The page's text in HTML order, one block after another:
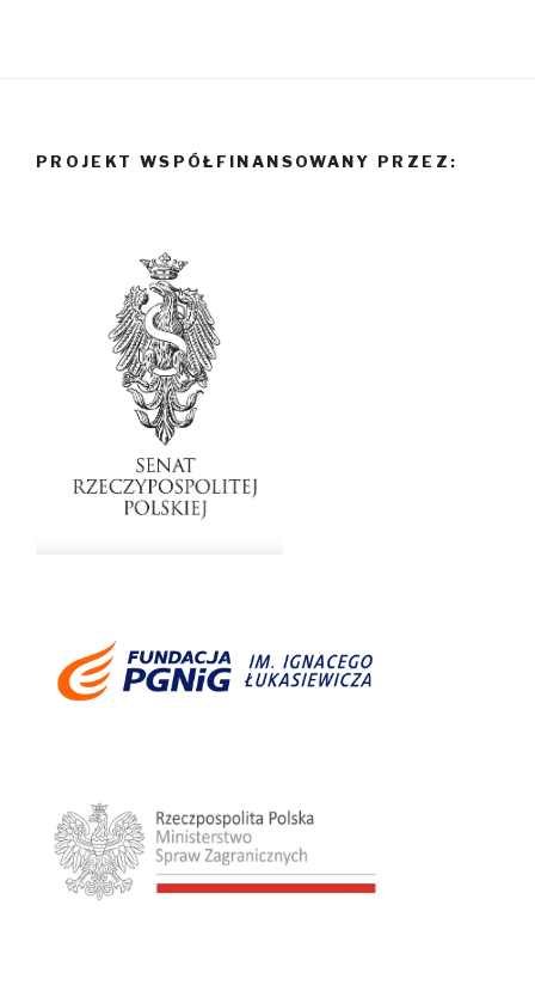
PROJEKT WSPÓŁFINANSOWANY PRZEZ: